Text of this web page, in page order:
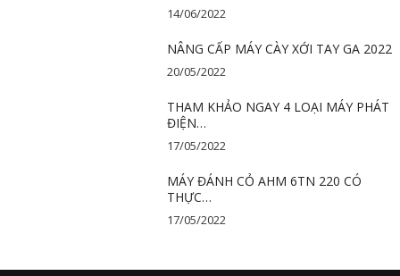
14/06/2022
NÂNG CẤP MÁY CÀY XỚI TAY GA 2022
20/05/2022
THAM KHẢO NGAY 4 LOẠI MÁY PHÁT
ĐIỆN…
17/05/2022
MÁY ĐÁNH CỎ AHM 6TN 220 CÓ
THỰC…
17/05/2022